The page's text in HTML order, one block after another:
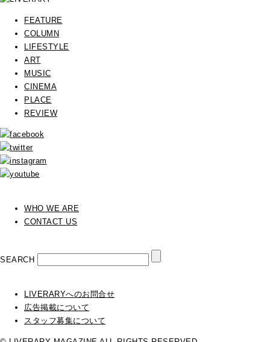
FEATURE
COLUMN
LIFESTYLE
ART
MUSIC
CINEMA
PLACE
REVIEW
WHO WE ARE
CONTACT US
SEARCH
LIVERARYへのお問合せ
広告掲載について
スタッフ募集について